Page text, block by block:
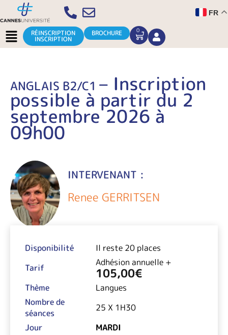
Aller
au
contenu
FR
Menu RÉINSCRIPTION
INSCRIPTION
BROCHURE 0
CART
ANGLAIS B2/C1 – Inscription
possible à partir du 2
septembre 2026 à
09h00
INTERVENANT :
Renee GERRITSEN
Disponibilité
Il reste 20 places
Tarif
Adhésion annuelle +
105,00€
Thème
Langues
Nombre de
séances
25 X 1H30
Jour
MARDI